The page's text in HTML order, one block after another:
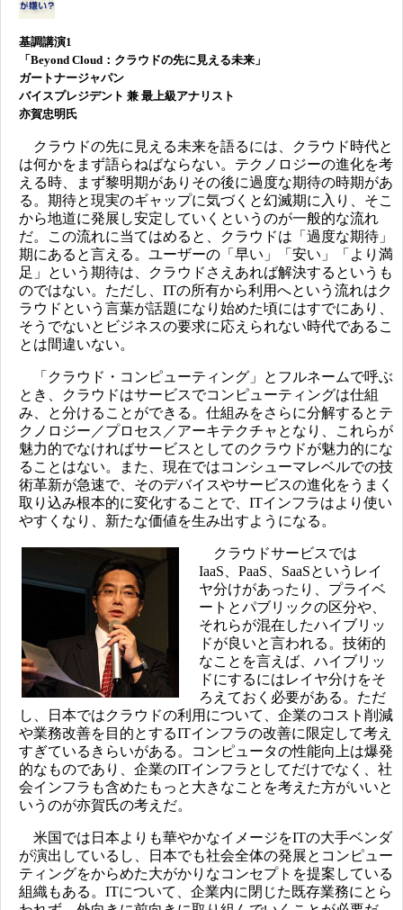
基調講演1
「Beyond Cloud：クラウドの先に見える未来」
ガートナージャパン
バイスプレジデント 兼 最上級アナリスト
亦賀忠明氏
クラウドの先に見える未来を語るには、クラウド時代と
は何かをまず語らねばならない。テクノロジーの進化を考
える時、まず黎明期がありその後に過度な期待の時期があ
る。期待と現実のギャップに気づくと幻滅期に入り、そこ
から地道に発展し安定していくというのが一般的な流れ
だ。この流れに当てはめると、クラウドは「過度な期待」
期にあると言える。ユーザーの「早い」「安い」「より満
足」という期待は、クラウドさえあれば解決するというも
のではない。ただし、ITの所有から利用へという流れはク
ラウドという言葉が話題になり始めた頃にはすでにあり、
そうでないとビジネスの要求に応えられない時代であるこ
とは間違いない。
「クラウド・コンピューティング」とフルネームで呼ぶ
とき、クラウドはサービスでコンピューティングは仕組
み、と分けることができる。仕組みをさらに分解するとテ
クノロジー／プロセス／アーキテクチャとなり、これらが
魅力的でなければサービスとしてのクラウドが魅力的にな
ることはない。また、現在ではコンシューマレベルでの技
術革新が急速で、そのデバイスやサービスの進化をうまく
取り込み根本的に変化することで、ITインフラはより使い
やすくなり、新たな価値を生み出すようになる。
クラウドサービスでは
IaaS、PaaS、SaaSというレイ
ヤ分けがあったり、プライベ
ートとパブリックの区分や、
それらが混在したハイブリッ
ドが良いと言われる。技術的
なことを言えば、ハイブリッ
ドにするにはレイヤ分けをそ
ろえておく必要がある。ただ
し、日本ではクラウドの利用について、企業のコスト削減
や業務改善を目的とするITインフラの改善に限定して考え
すぎているきらいがある。コンピュータの性能向上は爆発
的なものであり、企業のITインフラとしてだけでなく、社
会インフラも含めたもっと大きなことを考えた方がいいと
いうのが亦賀氏の考えだ。
米国では日本よりも華やかなイメージをITの大手ベンダ
が演出しているし、日本でも社会全体の発展とコンピュー
ティングをからめた大がかりなコンセプトを提案している
組織もある。ITについて、企業内に閉じた既存業務にとら